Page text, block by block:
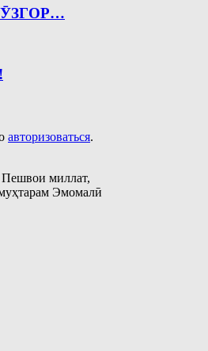
авторизоваться.
Пешвои миллат,
Эмомалӣ